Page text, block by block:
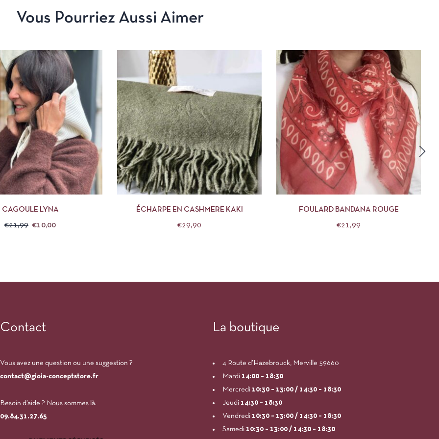
Vous Pourriez Aussi Aimer
APERÇU AJOUTER AU PANIER
CAGOULE LYNA
€21,99 €10,00
APERÇU AJOUTER AU PANIER
ÉCHARPE EN CASHMERE KAKI
€29,90
APERÇU AJOUTER AU PANIER
FOULARD BANDANA ROUGE
€21,99
Contact
Vous avez une question ou une suggestion ?
contact@gioia-conceptstore.fr
Besoin d’aide ? Nous sommes là.
09.84.31.27.65
La boutique
4 Route d’Hazebrouck, Merville 59660
Mardi 14:00– 18:30
Mercredi 10:30 – 13:00 / 14:30 – 18:30
Jeudi 14:30 – 18:30
Vendredi10:30 – 13:00 / 14:30 – 18:30
Samedi 10:30 – 13:00 / 14:30 – 18:30